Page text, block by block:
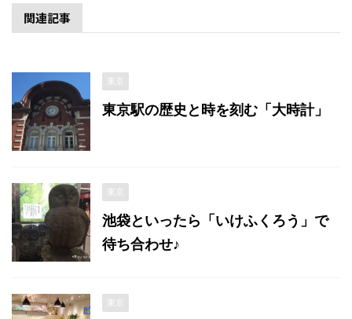
関連記事
東京
東京駅の歴史と時を刻む「大時計」
東京
池袋といったら「いけふくろう」で
待ち合わせ♪
東京